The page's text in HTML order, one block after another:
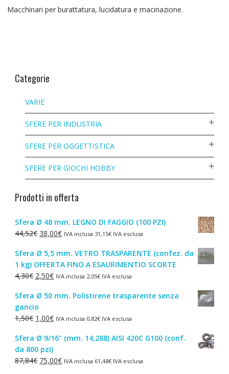
Macchinari per burattatura, lucidatura e macinazione.
Categorie
VARIE
SFERE PER INDUSTRIA
SFERE PER OGGETTISTICA
SFERE PER GIOCHI HOBBY
Prodotti in offerta
Sfera Ø 48 mm. LEGNO DI FAGGIO (100 PZI)
44,52€ Il
originale
era:
44,52€.
38,00€Il
attuale
è:
38,00€.
IVA inclusa 31,15€IVA esclusa
Sfera Ø 5,5 mm. VETRO TRASPARENTE (confez. da
1 kg) OFFERTA FINO A ESAURIMENTIO SCORTE
4,30€ Il
originale
era:
4,30€.
2,50€Il
attuale
2,50€.
IVA inclusa 2,05€IVA esclusa
Sfera Ø 50 mm. Polistirene trasparente senza
gancio
1,50€ Il
originale
era:
1,50€.
1,00€Il
attuale
è:
1,00€.
IVA inclusa 0,82€IVA esclusa
Sfera Ø 9/16" (mm. 14,288) AISI 420C G100 (conf.
da 800 pzi)
87,84€ Il
75,00€IlIVA inclusa 61,48€IVA esclusa